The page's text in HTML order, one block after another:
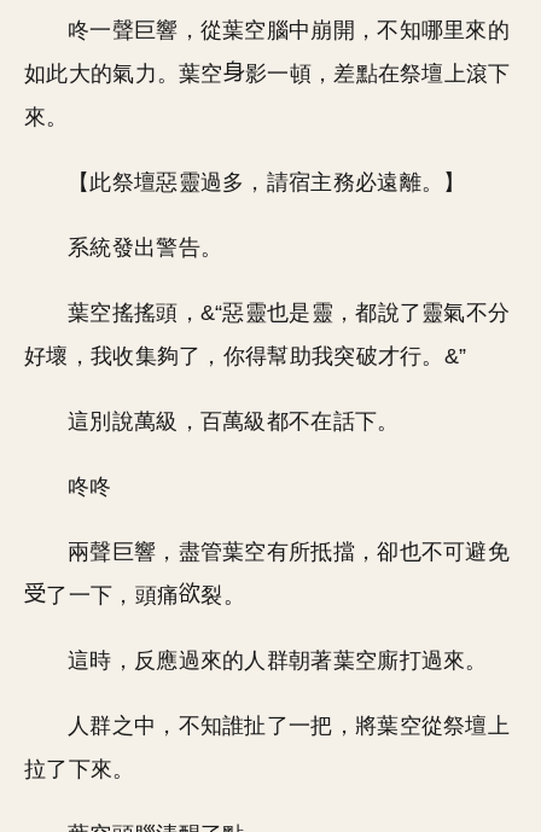
咚一聲巨響，從葉空腦中崩開，不知哪里來的
如此大的氣力。葉空
影一頓，差點在祭壇上滾下
來。
【此祭壇惡靈過多，請宿主務必遠離。】
系統發出警告。
葉空搖搖頭，&“惡靈也是靈，都說了靈氣不分
好壞，我收集夠了，你得幫助我突破才行。&”
這別說萬級，百萬級都不在話下。
咚咚
兩聲巨響，盡管葉空有所抵擋，卻也不可避免
了一下，頭痛
裂。
這時，反應過來的人群朝著葉空廝打過來。
人群之中，不知誰扯了一把，將葉空從祭壇上
拉了下來。